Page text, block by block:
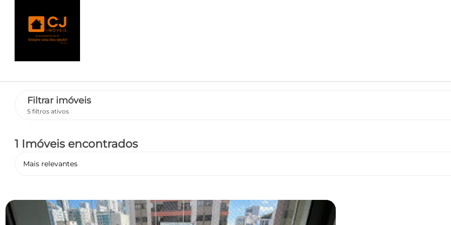
Filtrar imóveis
5 filtros ativos
1 Imóveis encontrados
Mais relevantes